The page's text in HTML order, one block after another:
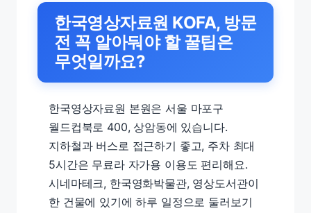
한국영상자료원 KOFA, 방문
전 꼭 알아둬야 할 꿀팁은
무엇일까요?
한국영상자료원 본원은 서울 마포구
월드컵북로 400, 상암동에 있습니다.
지하철과 버스로 접근하기 좋고, 주차 최대
5시간은 무료라 자가용 이용도 편리해요.
시네마테크, 한국영화박물관, 영상도서관이
한 건물에 있기에 하루 일정으로 둘러보기